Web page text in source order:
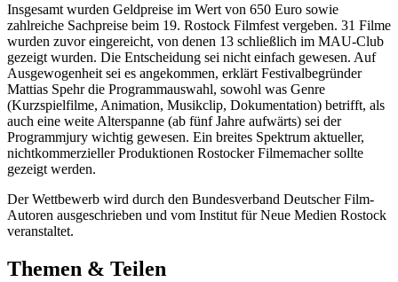
Insgesamt wurden Geldpreise im Wert von 650 Euro sowie
zahlreiche Sachpreise beim 19. Rostock Filmfest vergeben. 31 Filme
wurden zuvor eingereicht, von denen 13 schließlich im MAU-Club
gezeigt wurden. Die Entscheidung sei nicht einfach gewesen. Auf
Ausgewogenheit sei es angekommen, erklärt Festivalbegründer
Mattias Spehr die Programmauswahl, sowohl was Genre
(Kurzspielfilme, Animation, Musikclip, Dokumentation) betrifft, als
auch eine weite Alterspanne (ab fünf Jahre aufwärts) sei der
Programmjury wichtig gewesen. Ein breites Spektrum aktueller,
nichtkommerzieller Produktionen Rostocker Filmemacher sollte
gezeigt werden.
Der Wettbewerb wird durch den Bundesverband Deutscher Film-
Autoren ausgeschrieben und vom Institut für Neue Medien Rostock
veranstaltet.
Themen & Teilen